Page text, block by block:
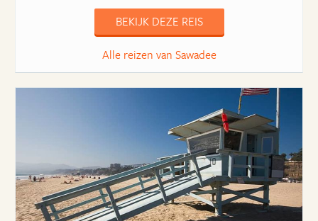
BEKIJK DEZE REIS
Alle reizen van Sawadee